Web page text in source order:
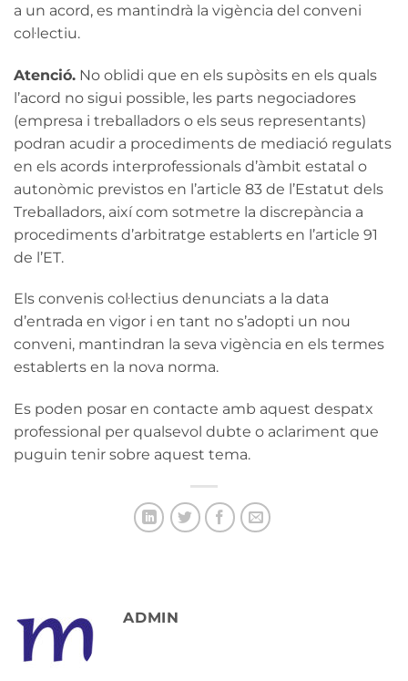
a un acord, es mantindrà la vigència del conveni
col·lectiu.
Atenció. No oblidi que en els supòsits en els quals
l’acord no sigui possible, les parts negociadores
(empresa i treballadors o els seus representants)
podran acudir a procediments de mediació regulats
en els acords interprofessionals d’àmbit estatal o
autonòmic previstos en l’article 83 de l’Estatut dels
Treballadors, així com sotmetre la discrepància a
procediments d’arbitratge establerts en l’article 91
de l’ET.
Els convenis col·lectius denunciats a la data
d’entrada en vigor i en tant no s’adopti un nou
conveni, mantindran la seva vigència en els termes
establerts en la nova norma.
Es poden posar en contacte amb aquest despatx
professional per qualsevol dubte o aclariment que
puguin tenir sobre aquest tema.
ADMIN